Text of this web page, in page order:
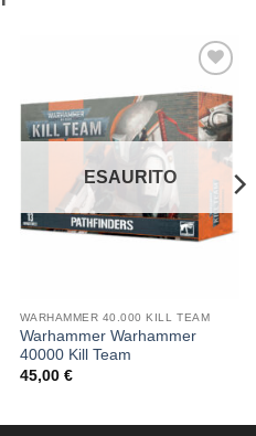
Aggiungi
alla lista
dei
desideri
ESAURITO
WARHAMMER 40.000 KILL TEAM
Warhammer Warhammer
40000 Kill Team
45,00 €